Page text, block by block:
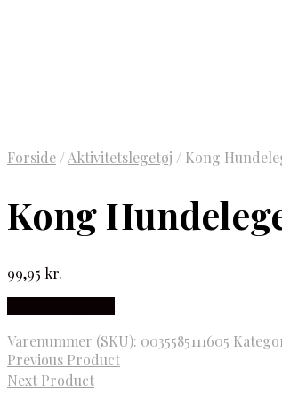
Forside / Aktivitetslegetøj / Kong
Kong
99,95 kr.
Varenummer (SKU): 0035585111605
Previous Product
Next Product